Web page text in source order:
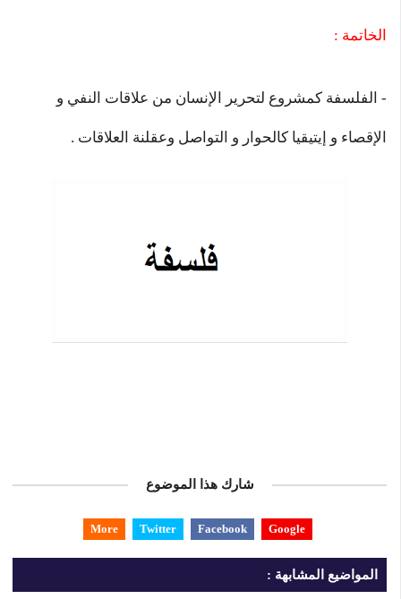
الخاتمة :
- الفلسفة كمشروع لتحرير الإنسان من علاقات النفي و
الإقصاء و إيتيقيا كالحوار و التواصل وعقلنة العلاقات .
شارك هذا الموضوع
Google
Facebook
Twitter
More
المواضيع المشابهة :